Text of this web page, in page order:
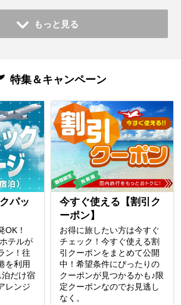
もっと見る
特集＆キャンペーン
パッ
OK！
テルが
ン！往
を利用
泊だけ宿
レンジ
今すぐ使える【割引ク
ーポン】
お得に旅したい方は今すぐ
チェック！今すぐ使える割
引クーポンをまとめて公開
中！希望条件にぴったりの
クーポンが見つかるかも♪限
定クーポンなのでお見逃し
なく。